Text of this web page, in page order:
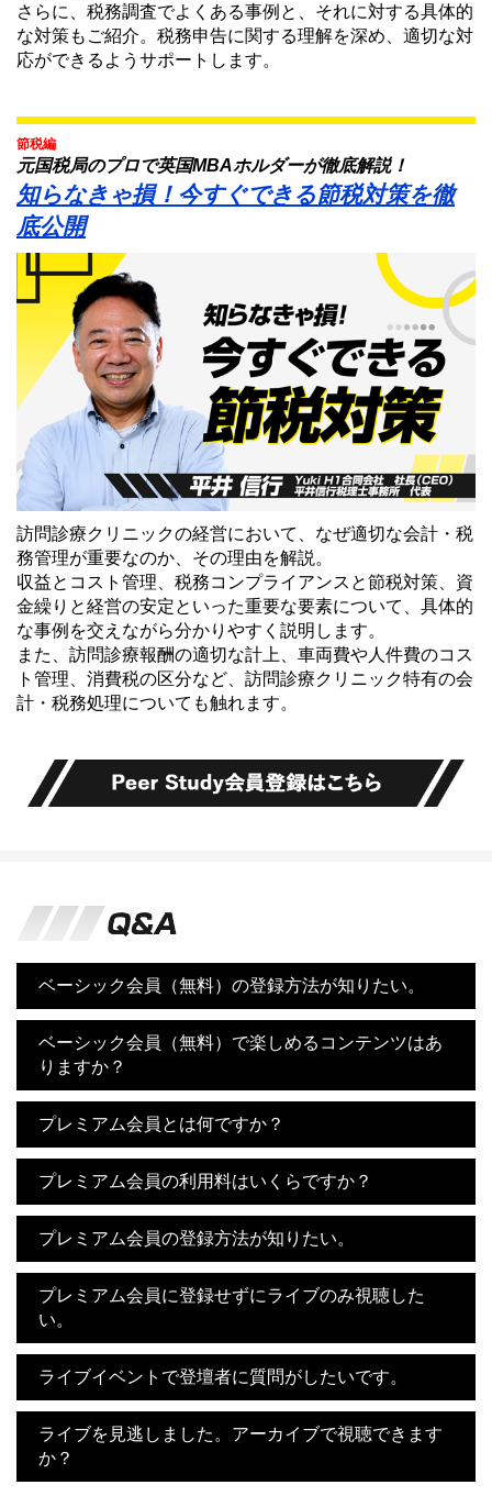
さらに、税務調査でよくある事例と、それに対する具体的
な対策もご紹介。税務申告に関する理解を深め、適切な対
応ができるようサポートします。
節税編
元国税局のプロで英国MBAホルダーが徹底解説！
知らなきゃ損！今すぐできる節税対策を徹
底公開
訪問診療クリニックの経営において、なぜ適切な会計・税
務管理が重要なのか、その理由を解説。
収益とコスト管理、税務コンプライアンスと節税対策、資
金繰りと経営の安定といった重要な要素について、具体的
な事例を交えながら分かりやすく説明します。
また、訪問診療報酬の適切な計上、車両費や人件費のコス
ト管理、消費税の区分など、訪問診療クリニック特有の会
計・税務処理についても触れます。
ベーシック会員（無料）の登録方法が知りたい。
ベーシック会員（無料）で楽しめるコンテンツはあ
りますか？
プレミアム会員とは何ですか？
プレミアム会員の利用料はいくらですか？
プレミアム会員の登録方法が知りたい。
プレミアム会員に登録せずにライブのみ視聴した
い。
ライブイベントで登壇者に質問がしたいです。
ライブを見逃しました。アーカイブで視聴できます
か？